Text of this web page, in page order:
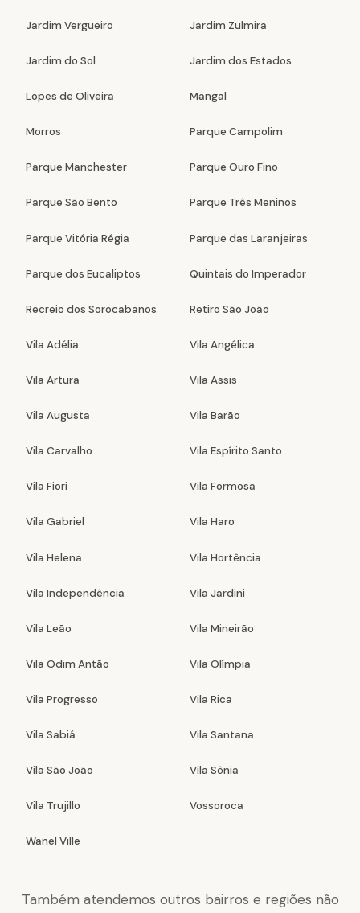
Jardim Vergueiro Jardim Zulmira
Jardim do Sol Jardim dos Estados
Lopes de Oliveira Mangal
Morros Parque Campolim
Parque Manchester Parque Ouro Fino
Parque São Bento Parque Três Meninos
Parque Vitória Régia Parque das Laranjeiras
Parque dos Eucaliptos Quintais do Imperador
Recreio dos Sorocabanos Retiro São João
Vila Adélia Vila Angélica
Vila Artura Vila Assis
Vila Augusta Vila Barão
Vila Carvalho Vila Espírito Santo
Vila Fiori Vila Formosa
Vila Gabriel Vila Haro
Vila Helena Vila Hortência
Vila Independência Vila Jardini
Vila Leão Vila Mineirão
Vila Odim Antão Vila Olímpia
Vila Progresso Vila Rica
Vila Sabiá Vila Santana
Vila São João Vila Sônia
Vila Trujillo Vossoroca
Wanel Ville
Também atendemos outros bairros e regiões não